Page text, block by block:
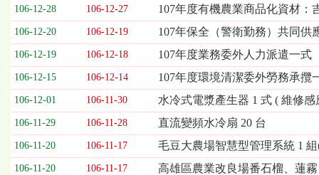
日
期、
公
告
事
項
106-12-28 106-12-27 107年度有機農業商品化資材：
106-12-20 106-12-19 107年保全（警衛勤務）共同供
106-12-19 106-12-18 107年度業務委外人力派遣一式
106-12-15 106-12-14 107年度環境清潔委外勞務承攬
106-12-01 106-11-30 水冷式電漿產生器 1 式 ( 維修
106-11-29 106-11-28 直流變頻水冷扇 20 台
106-11-20 106-11-17 毛豆大農場智慧型管理系統 1
106-11-20 106-11-17 高雄區農業改良場番石榴、蓮